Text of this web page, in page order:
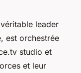
leader
, est orchestrée
.tv studio et
et leur